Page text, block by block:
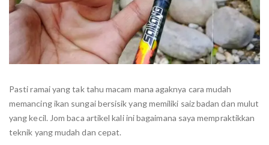
Pasti ramai yang tak tahu macam mana agaknya cara mudah
memancing ikan sungai bersisik yang memiliki saiz badan dan mulut
yang kecil. Jom baca artikel kali ini bagaimana saya mempraktikkan
teknik yang mudah dan cepat.